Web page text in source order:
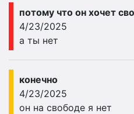
потому что он хочет
4/23/2025
а ты нет
конечно
4/23/2025
он на свободе я нет